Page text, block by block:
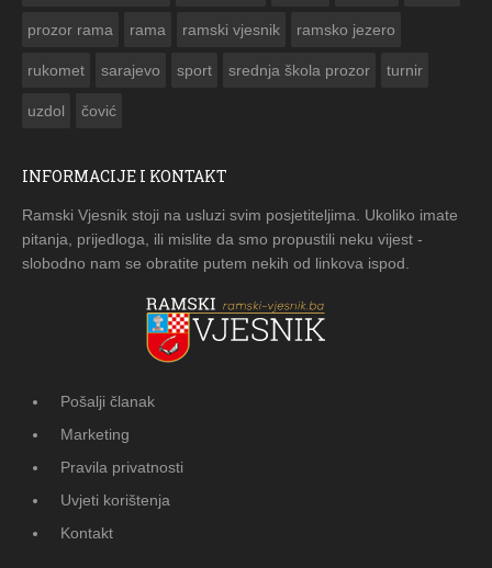
prozor rama rama ramski vjesnik ramsko jezero
rukomet sarajevo sport srednja škola prozor turnir
uzdol čović
INFORMACIJE I KONTAKT
Ramski Vjesnik stoji na usluzi svim posjetiteljima. Ukoliko imate
pitanja, prijedloga, ili mislite da smo propustili neku vijest -
slobodno nam se obratite putem nekih od linkova ispod.
Pošalji članak
Marketing
Pravila privatnosti
Uvjeti korištenja
Kontakt